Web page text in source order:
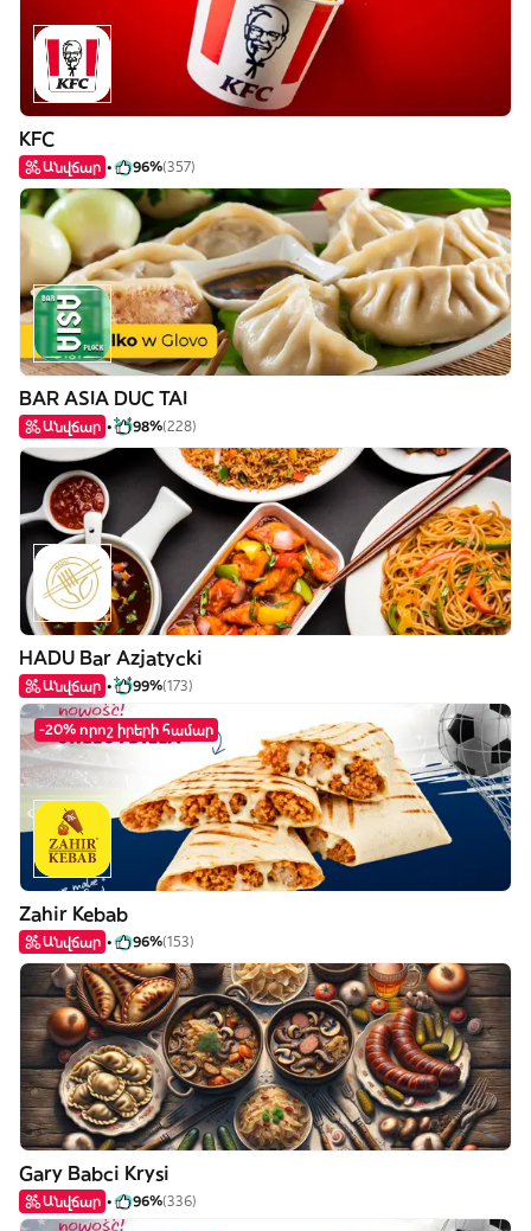
KFC
Անվճար 96%(357)
BAR ASIA DUC TAI
Անվճար 98%(228)
HADU Bar Azjatycki
Անվճար 99%(173)
-20% որոշ իրերի համար
Zahir Kebab
Անվճար 96%(153)
Gary Babci Krysi
Անվճար 96%(336)